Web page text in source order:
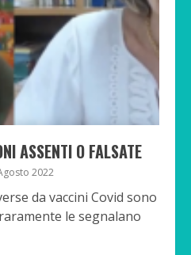
ASSENTI O FALSATE
2022
da vaccini Covid sono
le segnalano